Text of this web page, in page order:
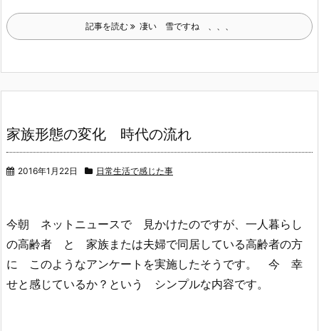
記事を読む 凄い 雪ですね 、、、
家族形態の変化 時代の流れ
2016年1月22日 日常生活で感じた事
今朝 ネットニュースで 見かけたのですが、一人暮らし
の高齢者 と 家族または夫婦で同居している高齢者の方
に このようなアンケートを実施したそうです。 今 幸
せと感じているか？という シンプルな内容です。